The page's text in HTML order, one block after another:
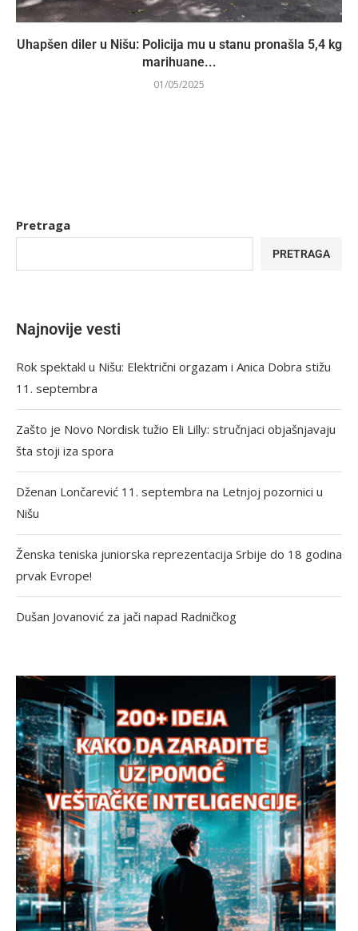
Uhapšen diler u Nišu: Policija mu u stanu pronašla 5,4 kg
marihuane...
01/05/2025
Pretraga
PRETRAGA
Najnovije vesti
Rok spektakl u Nišu: Električni orgazam i Anica Dobra stižu
11. septembra
Zašto je Novo Nordisk tužio Eli Lilly: stručnjaci objašnjavaju
šta stoji iza spora
Dženan Lončarević 11. septembra na Letnjoj pozornici u
Nišu
Ženska teniska juniorska reprezentacija Srbije do 18 godina
prvak Evrope!
Dušan Jovanović za jači napad Radničkog